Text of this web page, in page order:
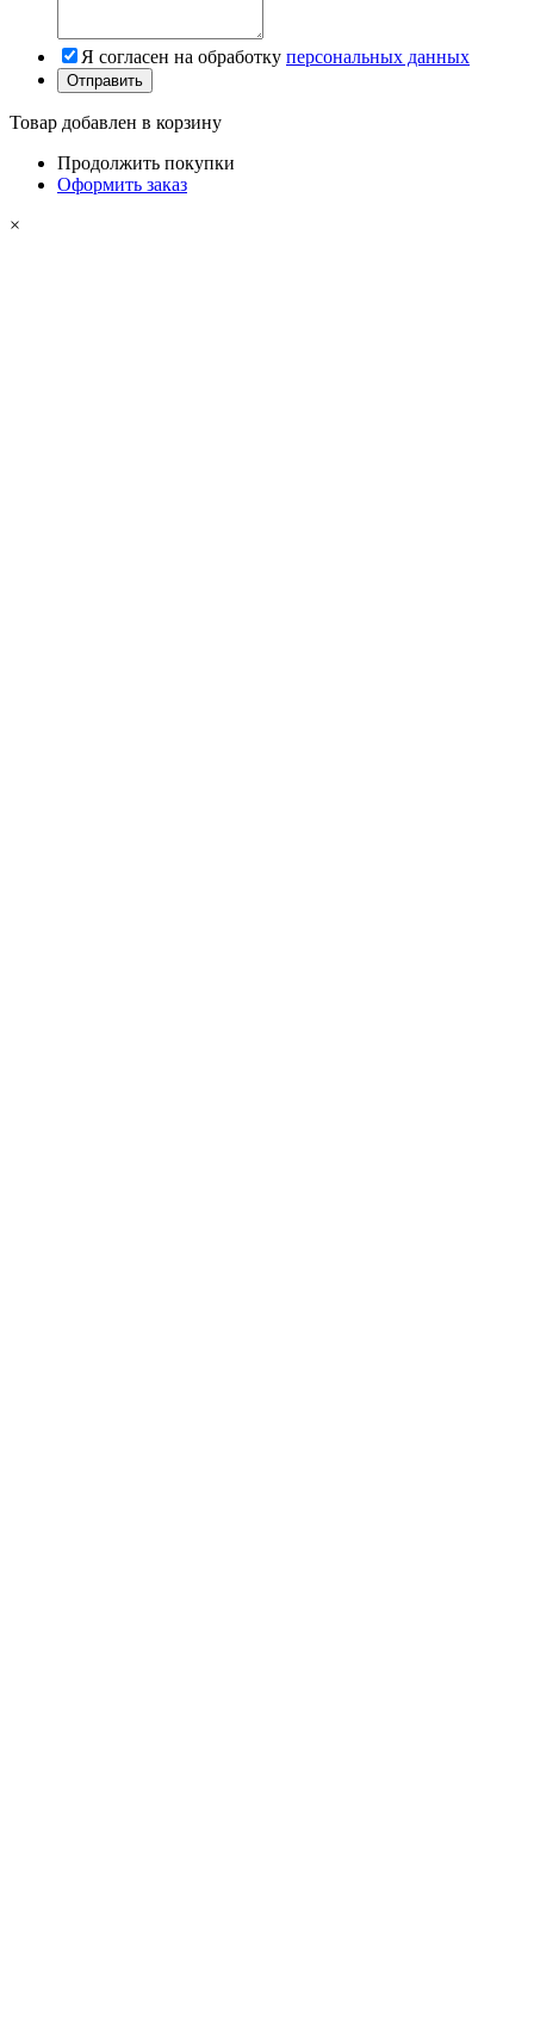
Я согласен на обработку персональных данных
Товар добавлен в корзину
Продолжить покупки
Оформить заказ
×